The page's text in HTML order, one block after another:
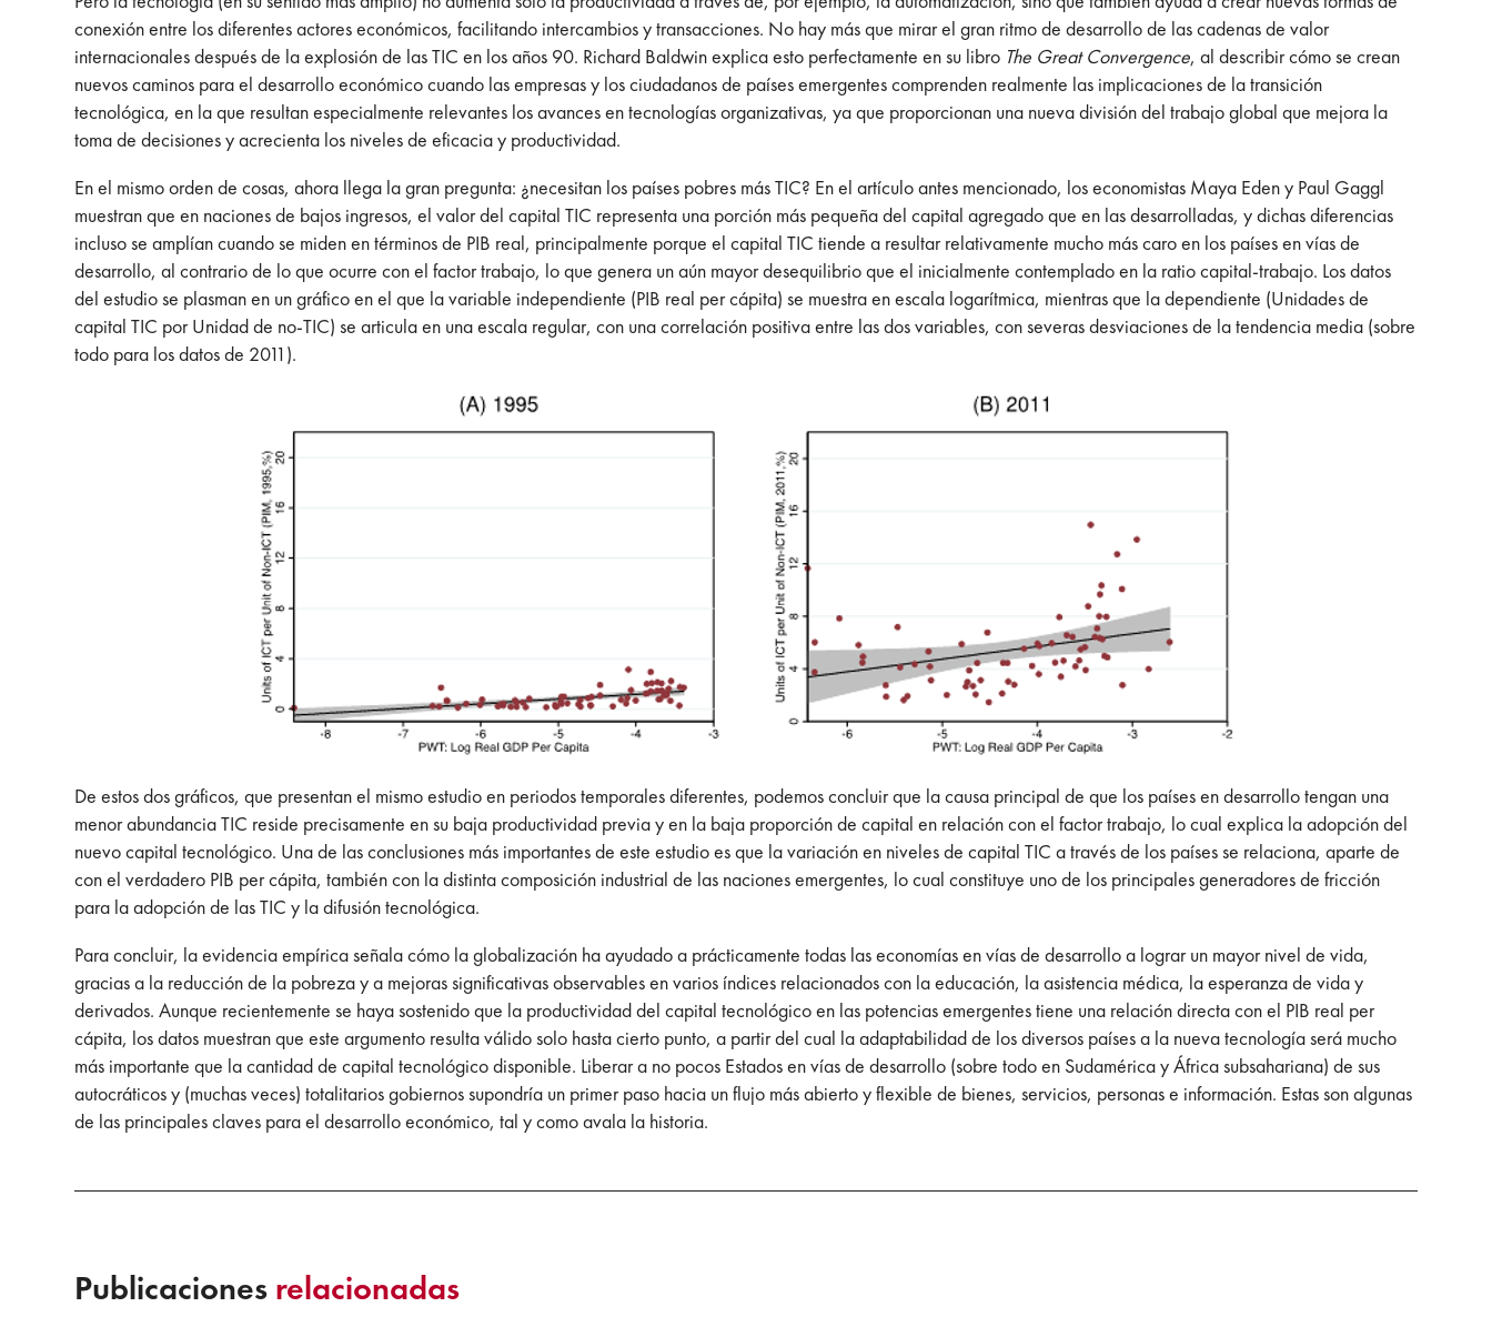
conexión entre los diferentes actores económicos, facilitando intercambios y transacciones. No hay más que mirar el gran ritmo de desarrollo de las cadenas de valor
internacionales después de la explosión de las TIC en los años 90. Richard Baldwin explica esto perfectamente en su libro The Great Convergence, al describir cómo se crean
nuevos caminos para el desarrollo económico cuando las empresas y los ciudadanos de países emergentes comprenden realmente las implicaciones de la transición
tecnológica, en la que resultan especialmente relevantes los avances en tecnologías organizativas, ya que proporcionan una nueva división del trabajo global que mejora la
toma de decisiones y acrecienta los niveles de eficacia y productividad.
En el mismo orden de cosas, ahora llega la gran pregunta: ¿necesitan los países pobres más TIC? En el artículo antes mencionado, los economistas Maya Eden y Paul Gaggl
muestran que en naciones de bajos ingresos, el valor del capital TIC representa una porción más pequeña del capital agregado que en las desarrolladas, y dichas diferencias
incluso se amplían cuando se miden en términos de PIB real, principalmente porque el capital TIC tiende a resultar relativamente mucho más caro en los países en vías de
desarrollo, al contrario de lo que ocurre con el factor trabajo, lo que genera un aún mayor desequilibrio que el inicialmente contemplado en la ratio capital-trabajo. Los datos
del estudio se plasman en un gráfico en el que la variable independiente (PIB real per cápita) se muestra en escala logarítmica, mientras que la dependiente (Unidades de
capital TIC por Unidad de no-TIC) se articula en una escala regular, con una correlación positiva entre las dos variables, con severas desviaciones de la tendencia media (sobre
todo para los datos de 2011).
De estos dos gráficos, que presentan el mismo estudio en periodos temporales diferentes, podemos concluir que la causa principal de que los países en desarrollo tengan una
menor abundancia TIC reside precisamente en su baja productividad previa y en la baja proporción de capital en relación con el factor trabajo, lo cual explica la adopción del
nuevo capital tecnológico. Una de las conclusiones más importantes de este estudio es que la variación en niveles de capital TIC a través de los países se relaciona, aparte de
con el verdadero PIB per cápita, también con la distinta composición industrial de las naciones emergentes, lo cual constituye uno de los principales generadores de fricción
para la adopción de las TIC y la difusión tecnológica.
Para concluir, la evidencia empírica señala cómo la globalización ha ayudado a prácticamente todas las economías en vías de desarrollo a lograr un mayor nivel de vida,
gracias a la reducción de la pobreza y a mejoras significativas observables en varios índices relacionados con la educación, la asistencia médica, la esperanza de vida y
derivados. Aunque recientemente se haya sostenido que la productividad del capital tecnológico en las potencias emergentes tiene una relación directa con el PIB real per
cápita, los datos muestran que este argumento resulta válido solo hasta cierto punto, a partir del cual la adaptabilidad de los diversos países a la nueva tecnología será mucho
más importante que la cantidad de capital tecnológico disponible. Liberar a no pocos Estados en vías de desarrollo (sobre todo en Sudamérica y África subsahariana) de sus
autocráticos y (muchas veces) totalitarios gobiernos supondría un primer paso hacia un flujo más abierto y flexible de bienes, servicios, personas e información. Estas son algunas
de las principales claves para el desarrollo económico, tal y como avala la historia.
Publicaciones relacionadas